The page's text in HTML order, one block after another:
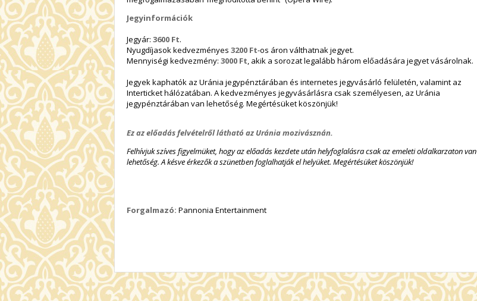
Jegyinformációk
Jegyár: 3600 Ft.
Nyugdíjasok kedvezményes 3200 Ft-os áron válthatnak jegyet.
Mennyiségi kedvezmény: 3000 Ft, akik a sorozat legalább három előadására jegyet vásárolnak.
Jegyek kaphatók az Uránia jegypénztárában és internetes jegyvásárló felületén, valamint az
Interticket hálózatában. A kedvezményes jegyvásárlásra csak személyesen, az Uránia
jegypénztárában van lehetőség. Megértésüket köszönjük!
Ez az előadás felvételről látható az Uránia mozivásznán.
Felhívjuk szíves figyelmüket, hogy az előadás kezdete után helyfoglalásra csak az emeleti oldalkarzaton van
lehetőség.A késve érkezők a szünetben foglalhatják el helyüket. Megértésüket köszönjük!
Forgalmazó: Pannonia Entertainment